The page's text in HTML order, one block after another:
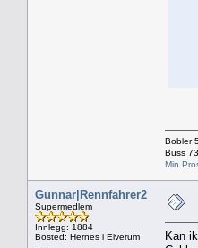
Bobler
Buss 73
Min
Gunnar|Rennfahrer2
Supermedlem
Innlegg: 1884
Bosted: Hernes i Elverum
Kan